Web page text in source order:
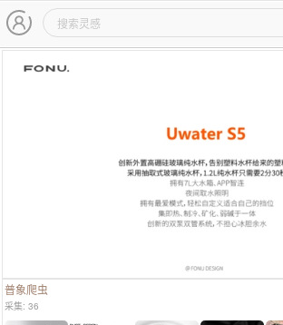
灵感图详情页
主导航
普象爬虫
采集: 36